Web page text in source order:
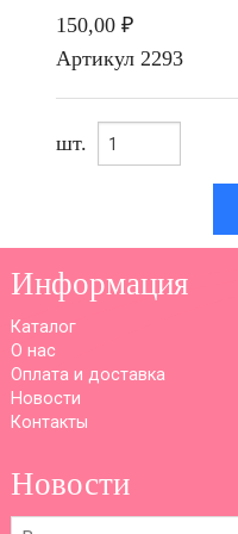
150,00 ₽
Артикул 2293
шт.
Информация
Каталог
О нас
Оплата и доставка
Новости
Контакты
Новости